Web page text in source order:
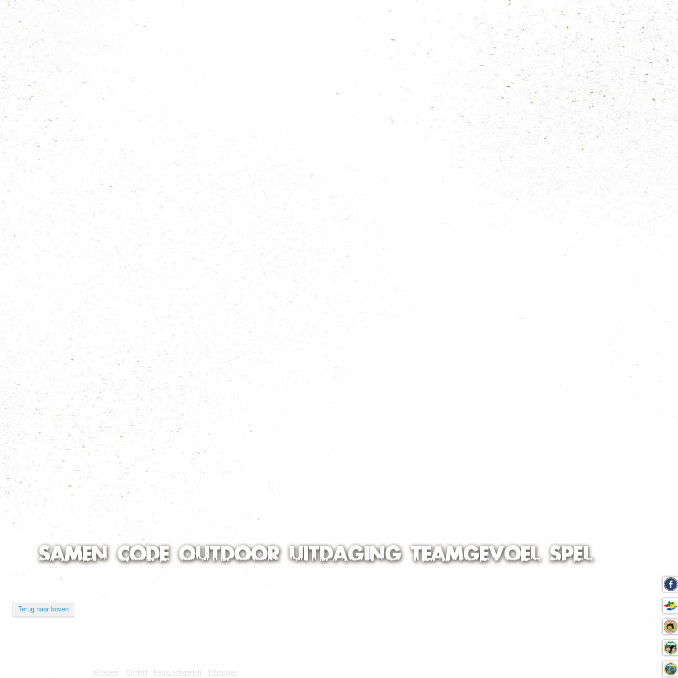
Belangrijke tijden op 4 november
Leiding aanwezig: 12.45u
Starttijd spel: 14.00u
Eindtijd spel: 16.30u
Belangrijke data op een rij
26 oktober 12:00 - uiterlijke aanmelddatum om mee te doen met het regiospel
26 oktober 20.00 - online meeting betreft het regiospel (van elke groep minstens 1 iemand vertegenwoordigd)
3 november 20.00 - beslissing GO/ NO GO
4 november - regiospel
Ben je nou enthousiast geworden en wil je met jouw groep meedoen?
Goed nieuws, dat kan! Stuur mij even een bericht (voor donderdag 26 oktober 12.00)
Met vriendelijke groet,
Daniel Witvliet
Nieuws categoriën
Nieuws uit de groepen
Bevernieuws
Scoutsnieuws
Explorernieuws
Roverscoutsnieuws
Admiraliteit 1 nieuws
Alle nieuws categoriën
Terug naar boven
Groepen
Contact Regio activiteiten Trainingen